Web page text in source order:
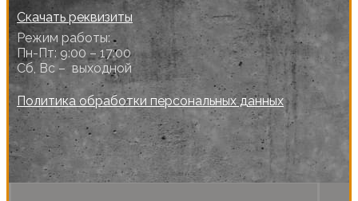
Скачать реквизиты
Режим работы:
Пн-Пт: 9:00 – 17:00
Сб, Вс – выходной
Политика обработки персональных данных